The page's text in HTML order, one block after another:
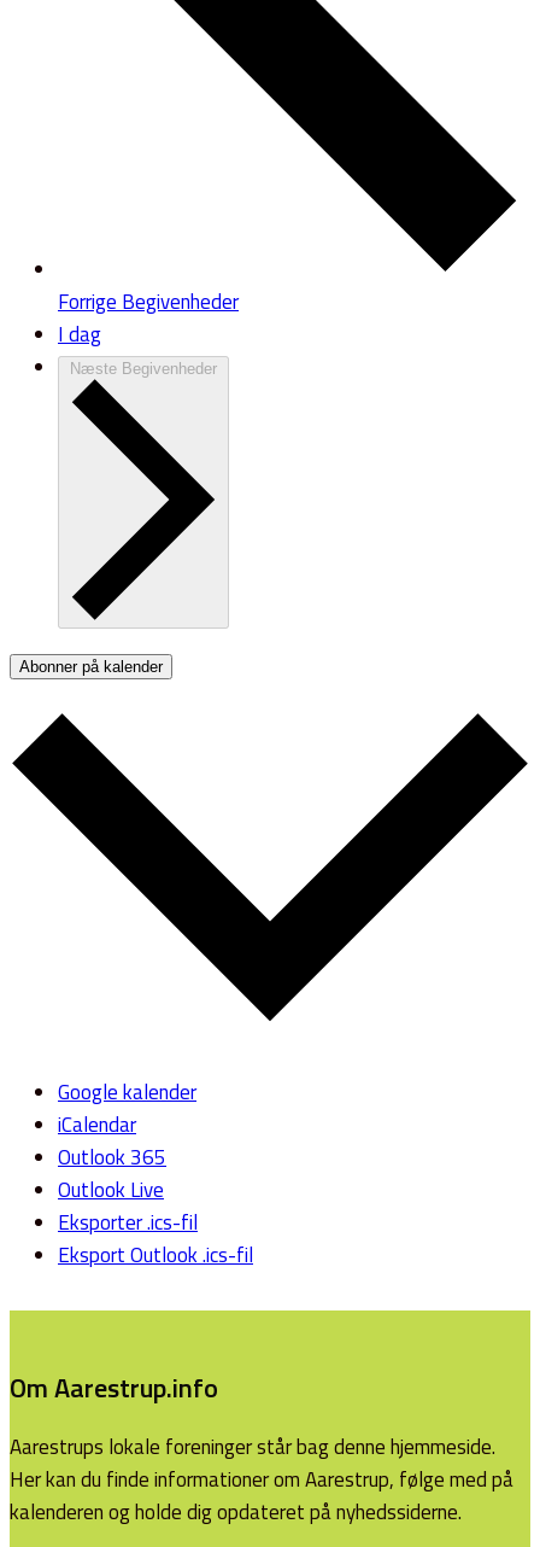
ForrigeBegivenheder
I dag
Næste Begivenheder
Abonner på kalender
Google kalender
iCalendar
Outlook 365
Outlook Live
Eksporter .ics-fil
Eksport Outlook .ics-fil
Om Aarestrup.info
Aarestrups lokale foreninger står bag denne hjemmeside.
Her kan du finde informationer om Aarestrup, følge med på
kalenderen og holde dig opdateret på nyhedssiderne.